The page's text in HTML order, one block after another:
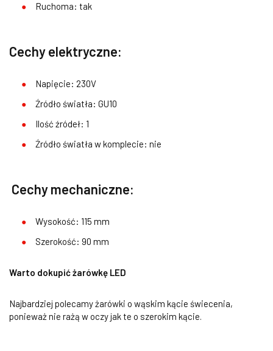
Ruchoma: tak
Cechy elektryczne:
Napięcie: 230V
Źródło światła: GU10
Ilość źródeł: 1
Źródło światła w komplecie: nie
Cechy mechaniczne:
Wysokość: 115 mm
Szerokość: 90 mm
Warto dokupić żarówkę LED
Najbardziej polecamy żarówki o wąskim kącie świecenia,
ponieważ nie rażą w oczy jak te o szerokim kącie.